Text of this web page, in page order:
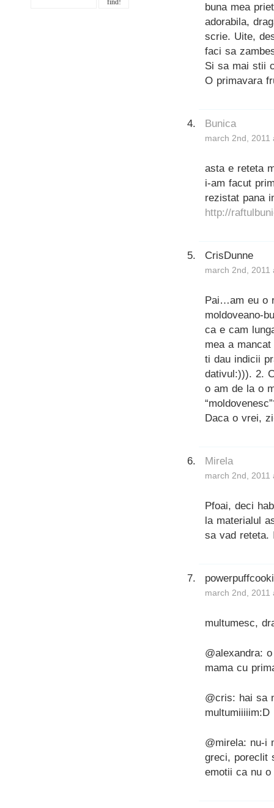
buna mea
adorabila,
scrie. Uite,
faci sa
Si sa mai stii
O primavara
Bunica
march 2nd, 2011
asta e reteta
i-am facut
rezistat pana
http://
CrisDunne
march 2nd, 2011
Pai…am eu o
moldoveano-
ca e cam
mea a
ti dau indicii
dativul:))). 2.
o am de la o
Daca o vrei,
Mirela
march 2nd, 2011
Pfoai, deci
la materialul
sa vad reteta.
march 2nd, 2011
multumesc,
@alexandra:
mama cu
@cris: hai sa
multumiiiiim:D
@mirela: nu-i
greci, poreclit
emotii ca nu